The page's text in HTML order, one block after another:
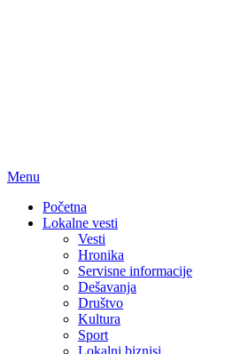
Menu
Početna
Lokalne vesti
Vesti
Hronika
Servisne informacije
Dešavanja
Društvo
Kultura
Sport
Lokalni biznisi